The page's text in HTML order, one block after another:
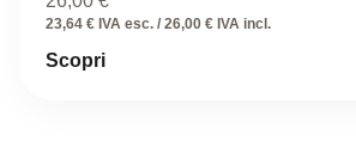
23,64 € IVA esc. / 26,00 € IVA incl.
Scopri